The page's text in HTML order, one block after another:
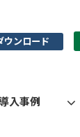
ウンロード
入事例